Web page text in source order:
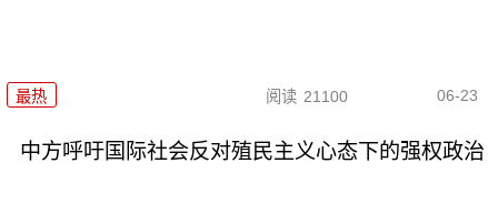
最热 阅读 21100 06-23
中方呼吁国际社会反对殖民主义心态下的强权政治